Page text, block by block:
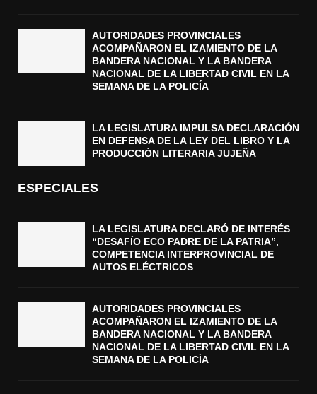
AUTORIDADES PROVINCIALES
ACOMPAÑARON EL IZAMIENTO DE LA
BANDERA NACIONAL Y LA BANDERA
NACIONAL DE LA LIBERTAD CIVIL EN LA
SEMANA DE LA POLICÍA
LA LEGISLATURA IMPULSA DECLARACIÓN
EN DEFENSA DE LA LEY DEL LIBRO Y LA
PRODUCCIÓN LITERARIA JUJEÑA
ESPECIALES
LA LEGISLATURA DECLARÓ DE INTERÉS
“DESAFÍO ECO PADRE DE LA PATRIA”,
COMPETENCIA INTERPROVINCIAL DE
AUTOS ELÉCTRICOS
AUTORIDADES PROVINCIALES
ACOMPAÑARON EL IZAMIENTO DE LA
BANDERA NACIONAL Y LA BANDERA
NACIONAL DE LA LIBERTAD CIVIL EN LA
SEMANA DE LA POLICÍA